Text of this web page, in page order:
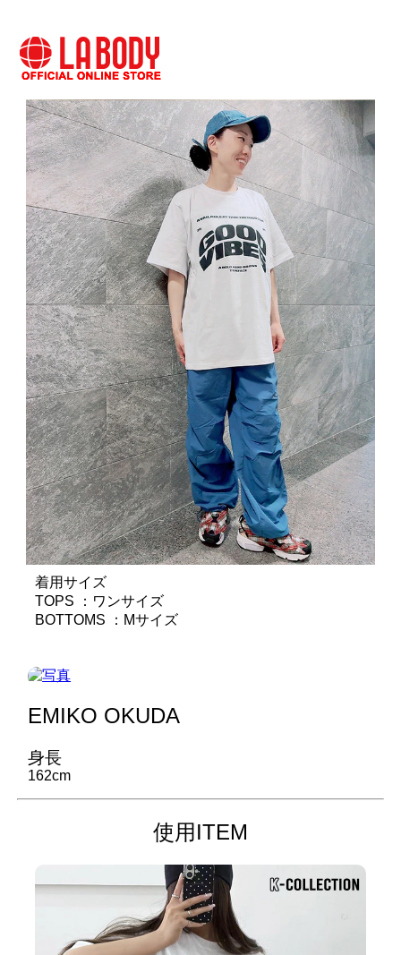
着用サイズ
TOPS ：ワンサイズ
BOTTOMS ：Mサイズ
EMIKO OKUDA
身長
162cm
使用ITEM